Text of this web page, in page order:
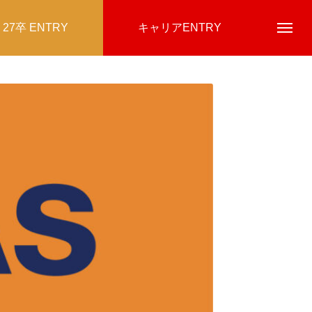
27卒 ENTRY キャリアENTRY